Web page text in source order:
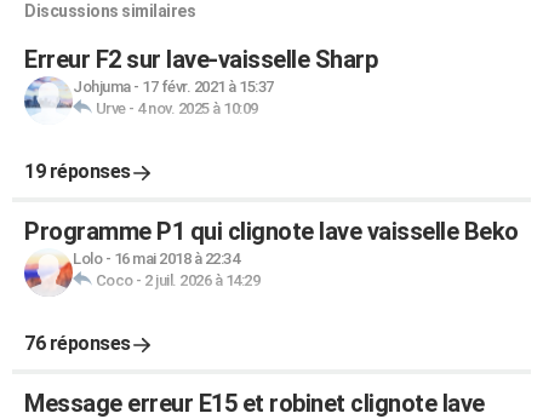
Discussions similaires
Erreur F2 sur lave-vaisselle Sharp
Johjuma- 17 févr. 2021 à 15:37
Urve- 4 nov. 2025 à 10:09
19 réponses
Programme P1 qui clignote lave vaisselle Beko
Lolo- 16 mai 2018 à 22:34
Coco- 2 juil. 2026 à 14:29
76 réponses
Message erreur E15 et robinet clignote lave